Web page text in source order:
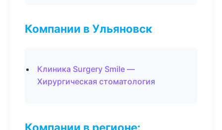
Компании в Ульяновск
Клиника Surgery Smile —
Хирургическая стоматология
Компании в регионе: